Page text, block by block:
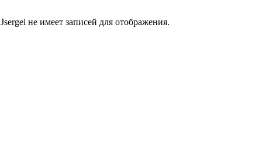
Jsergei не имеет записей для отображения.